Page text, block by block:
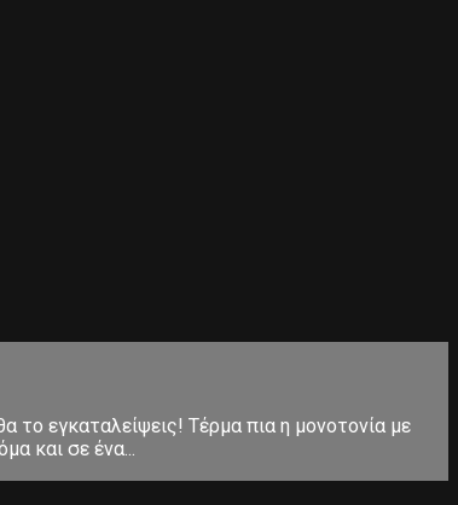
το εγκαταλείψεις! Τέρμα πια η μονοτονία με
και σε ένα...